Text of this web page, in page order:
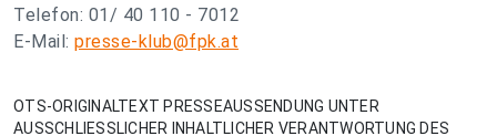
Telefon: 01/ 40 110 - 7012
E-Mail: presse-klub@fpk.at
OTS-ORIGINALTEXT PRESSEAUSSENDUNG UNTER
AUSSCHLIESSLICHER INHALTLICHER VERANTWORTUNG DES